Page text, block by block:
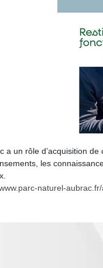
a un rôle d’acquisition
les
naturel-